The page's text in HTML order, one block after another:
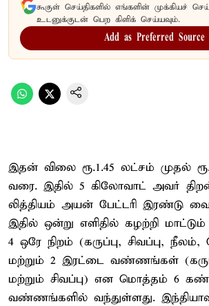
கூகுள் செய்திகளில் எங்களின் முக்கியச்
உடனுக்குடன் பெற கிளிக் செய்யவும்.
Add as Preferred Source
இதன் விலை ரூ.1.45 லட்சம் முதல்
வரை. இதில் 5 கிலோவாட் அவர்
லித்தியம் அயன் பேட்டரி இரண்டு
இதில் ஒன்று எளிதில் கழற்றி
4 ஒரே நிறம் (கருப்பு, சிவப்பு,
மற்றும் 2 இரட்டை வண்ணங்கள்
மற்றும் சிவப்பு) என மொத்தம் 6
வண்ணங்களில் வந்துள்ளது.